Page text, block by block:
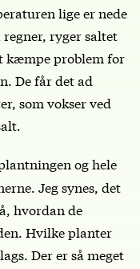
lige er nede
ryger saltet
kæmpe problem for
De får det ad
som vokser ved
og hele
Jeg synes, det
hvordan de
Hvilke planter
Der er så meget